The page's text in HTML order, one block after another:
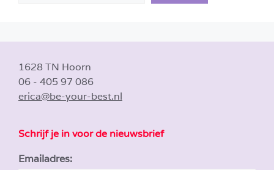
1628 TN Hoorn
06 - 405 97 086
erica@be-your-best.nl
Schrijf je in voor de nieuwsbrief
Emailadres: